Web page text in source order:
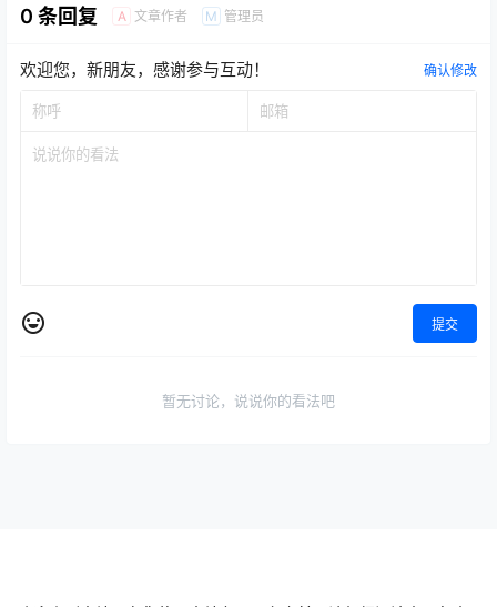
周期女王·全周期交易实战体系
2026-8-1 22:11:34